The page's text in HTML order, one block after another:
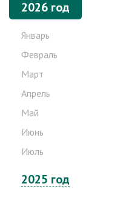
2026 год
Январь
Февраль
Март
Апрель
Май
Июнь
Июль
2025 год